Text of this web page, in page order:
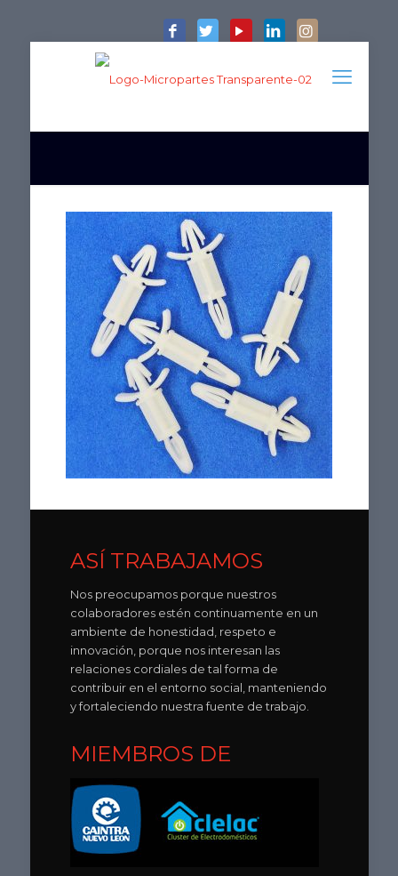
ASÍ TRABAJAMOS
Nos preocupamos porque nuestros
colaboradores estén continuamente en un
ambiente de honestidad, respeto e
innovación, porque nos interesan las
relaciones cordiales de tal forma de
contribuir en el entorno social, manteniendo
y fortaleciendo nuestra fuente de trabajo.
MIEMBROS DE